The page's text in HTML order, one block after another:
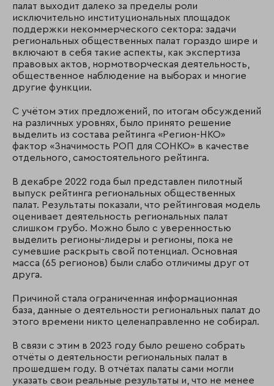
палат выходит далеко за пределы роли
исключительно институциональных площадок
поддержки некоммерческого сектора: задачи
региональных общественных палат гораздо шире и
включают в себя такие аспекты, как экспертиза
правовых актов, нормотворческая деятельность,
общественное наблюдение на выборах и многие
другие функции.
С учётом этих предложений, по итогам обсуждений
на различных уровнях, было принято решение
выделить из состава рейтинга «Регион-НКО»
фактор «Значимость РОП для СОНКО» в качестве
отдельного, самостоятельного рейтинга.
В декабре 2022 года был представлен пилотный
выпуск рейтинга региональных общественных
палат. Результаты показали, что рейтинговая модель
оценивает деятельность региональных палат
слишком грубо. Можно было с уверенностью
выделить регионы-лидеры и регионы, пока не
сумевшие раскрыть свой потенциал. Основная
масса (65 регионов) были слабо отличимы друг от
друга.
Причиной стала ограниченная информационная
база, данные о деятельности региональных палат до
этого времени никто целенаправленно не собирал.
В связи с этим в 2023 году было решено собрать
отчёты о деятельности региональных палат в
прошедшем году. В отчётах палаты сами могли
указать свои реальные результаты и, что не менее